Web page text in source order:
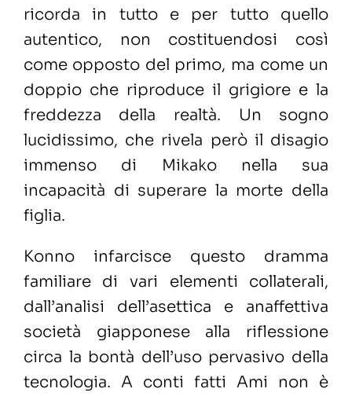
ricorda in tutto e per tutto quello
autentico, non costituendosi così
come opposto del primo, ma come un
doppio che riproduce il grigiore e la
freddezza della realtà. Un sogno
lucidissimo, che rivela però il disagio
immenso di Mikako nella sua
incapacità di superare la morte della
figlia.
Konno infarcisce questo dramma
familiare di vari elementi collaterali,
dall’analisi dell’asettica e anaffettiva
società giapponese alla riflessione
circa la bontà dell’uso pervasivo della
tecnologia. A conti fatti Ami non è